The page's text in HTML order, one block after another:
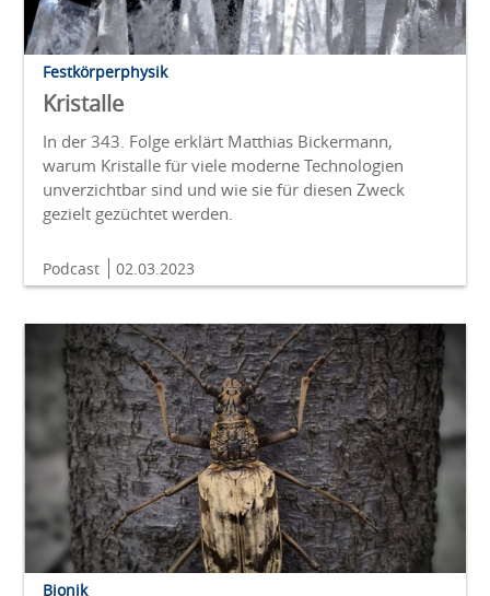
Festkörperphysik
Kristalle
In der 343. Folge erklärt Matthias Bickermann,
warum Kristalle für viele moderne Technologien
unverzichtbar sind und wie sie für diesen Zweck
gezielt gezüchtet werden.
Podcast 02.03.2023
Bionik